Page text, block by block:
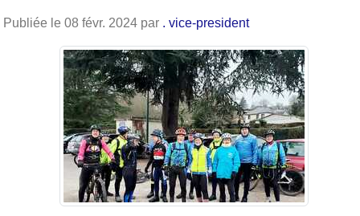
Publiée le 08 févr. 2024 par . vice-president